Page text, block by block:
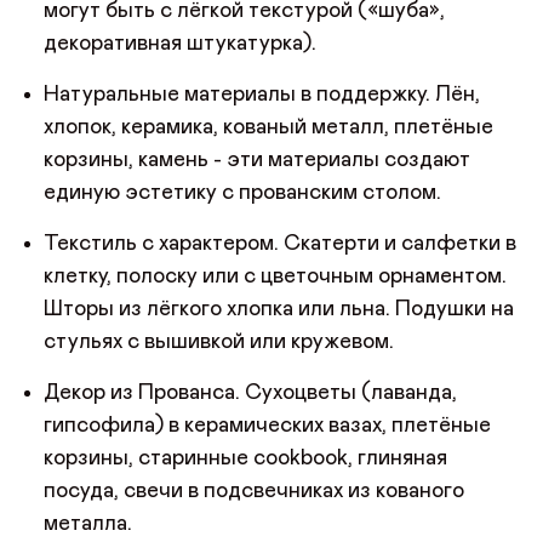
могут быть с лёгкой текстурой («шуба»,
декоративная штукатурка).
Натуральные материалы в поддержку. Лён,
хлопок, керамика, кованый металл, плетёные
корзины, камень - эти материалы создают
единую эстетику с прованским столом.
Текстиль с характером. Скатерти и салфетки в
клетку, полоску или с цветочным орнаментом.
Шторы из лёгкого хлопка или льна. Подушки на
стульях с вышивкой или кружевом.
Декор из Прованса. Сухоцветы (лаванда,
гипсофила) в керамических вазах, плетёные
корзины, старинные cookbook, глиняная
посуда, свечи в подсвечниках из кованого
металла.
АВТОРИЗАЦИЯ/
Авторизуйтесь или зарегистрируйтесь
по номеру телефона
Телефон
Продолжая, вы даёте
ДОБРО ПОЖАЛОВАТЬ
Имя*
Почта*
Предпочтительный способ связи*
Telegram Viber
Данные можно заполнить позже
КУПИТЬ В ОДИН КЛИК
Имя
Телефон
ОТПРАВИТЬ ЗАЯВКУ